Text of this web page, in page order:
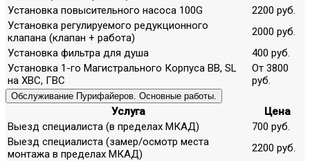
Установка повысительного насоса 100G
2200 руб.
Установка регулируемого редукционного
клапана (клапан + работа)
2000 руб.
Установка фильтра для душа
400 руб.
Установка 1-го Магистрального Корпуса ВВ, SL
на ХВС, ГВС
От 3800
руб.
Обслуживание Пурифайеров. Основные работы.
Услуга
Цена
Выезд специалиста (в пределах МКАД)
700 руб.
Выезд специалиста (замер/осмотр места
монтажа в пределах МКАД)
2200 руб.